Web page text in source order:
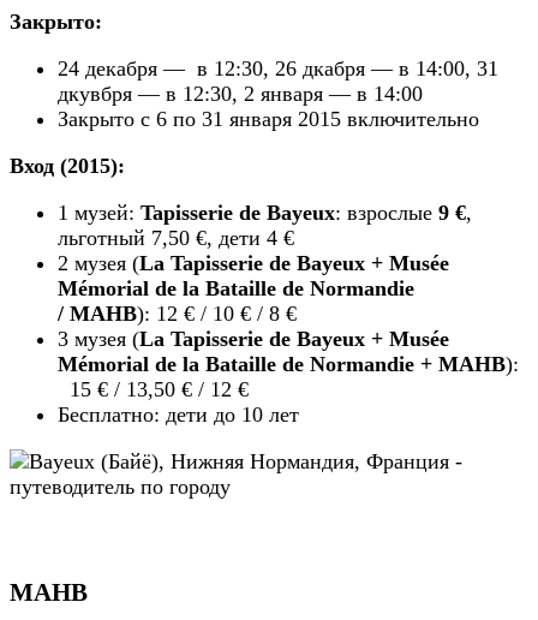
Закрыто:
24 декабря — в 12:30, 26 дкабря — в 14:00, 31
дкувбря — в 12:30, 2 января — в 14:00
Закрыто с 6 по 31 января 2015 включительно
Вход (2015):
1 музей: Tapisserie de Bayeux: взрослые 9 €,
льготный 7,50 €, дети 4 €
2 музея (La Tapisserie de Bayeux + Musée
Mémorial de la Bataille de Normandie
/ MAHB): 12 € / 10 € / 8 €
3 музея (La Tapisserie de Bayeux + Musée
Mémorial de la Bataille de Normandie + MAHB):
15 € / 13,50 € / 12 €
Бесплатно: дети до 10 лет
МАНВ